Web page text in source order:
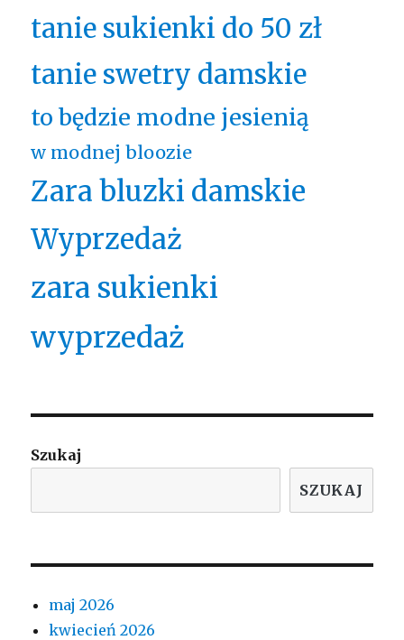
tanie sukienki do 50 zł
tanie swetry damskie
to będzie modne jesienią
w modnej bloozie
Zara bluzki damskie
Wyprzedaż
zara sukienki
wyprzedaż
Szukaj
SZUKAJ
maj 2026
kwiecień 2026